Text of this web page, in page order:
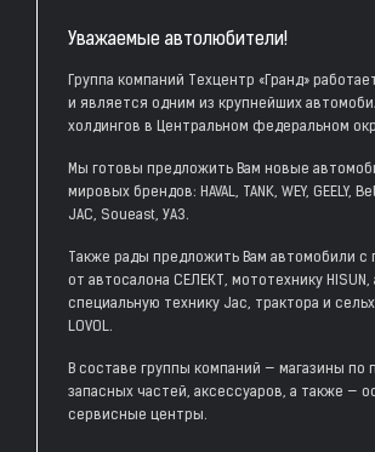
Уважаемые автолюбители!
Группа компаний Техцентр «Гранд»
и является одним из крупнейших
холдингов в Центральном федеральном
Мы готовы предложить Вам новые
мировых брендов: HAVAL, TANK, WEY, GEELY,
JAC, Soueast, УАЗ.
Также рады предложить Вам автомобили с
от автосалона СЕЛЕКТ, мототехнику HISUN,
специальную технику Jac, трактора и
LOVOL.
В составе группы компаний — магазины по
запасных частей, аксессуаров, а также —
сервисные центры.